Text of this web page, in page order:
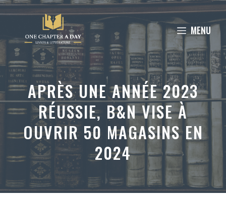
Aller
contenu
MENU
APRÈS UNE ANNÉE 2023
RÉUSSIE, B&N VISE À
OUVRIR 50 MAGASINS EN
2024